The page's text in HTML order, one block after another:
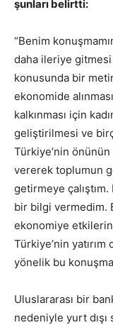
şunları belirtti:
“Benim
daha ileriye
konusunda bir
ekonomide
kalkınması için
geliştirilmesi ve
Türkiye’nin önünün
vererek toplumun
getirmeye çalıştım.
bir bilgi vermedim.
ekonomiye
Türkiye’nin
yönelik bu
Uluslararası bir
nedeniyle yurt